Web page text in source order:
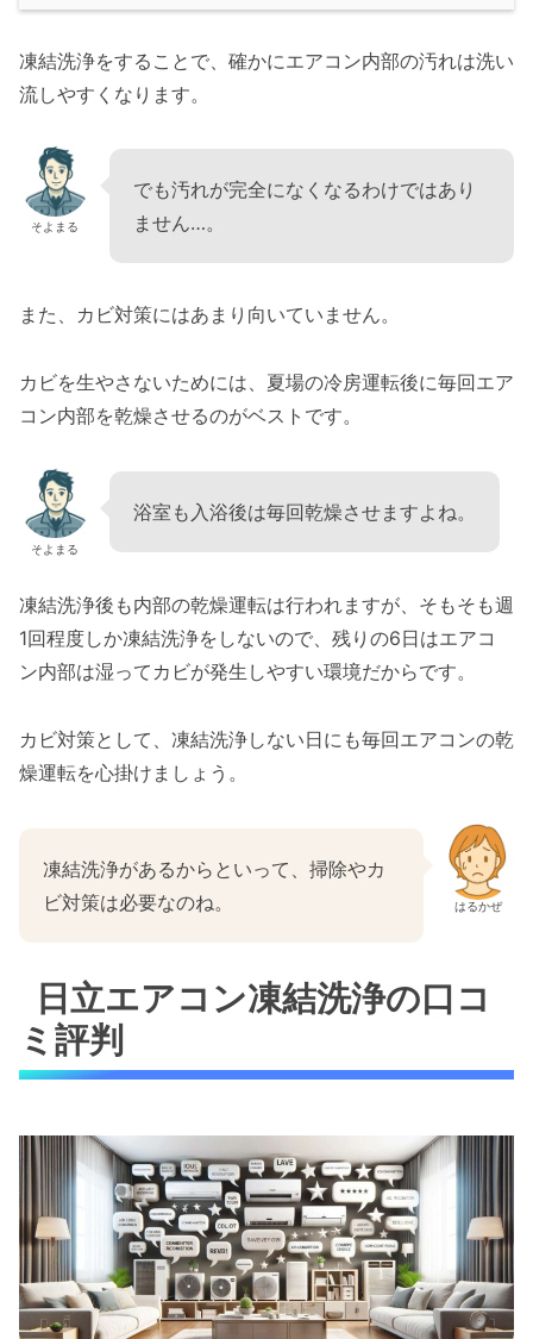
凍結洗浄をすることで、確かにエアコン内部の汚れは洗い
流しやすくなります。
そよまる
でも汚れが完全になくなるわけではあり
ません…。
また、カビ対策にはあまり向いていません。
カビを生やさないためには、夏場の冷房運転後に毎回エア
コン内部を乾燥させるのがベストです。
そよまる
浴室も入浴後は毎回乾燥させますよね。
凍結洗浄後も内部の乾燥運転は行われますが、そもそも週
1回程度しか凍結洗浄をしないので、残りの6日はエアコ
ン内部は湿ってカビが発生しやすい環境だからです。
カビ対策として、凍結洗浄しない日にも毎回エアコンの乾
燥運転を心掛けましょう。
はるかぜ
凍結洗浄があるからといって、掃除やカ
ビ対策は必要なのね。
日立エアコン凍結洗浄の口コ
ミ評判